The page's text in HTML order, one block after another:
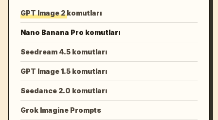
GPT Image 2 komutları
Nano Banana Pro komutları
Seedream 4.5 komutları
GPT Image 1.5 komutları
Seedance 2.0 komutları
Grok Imagine Prompts